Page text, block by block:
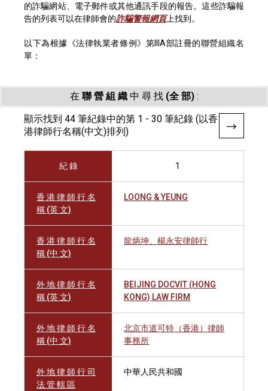
的詐騙網站、電子郵件或其他通訊手段的報告。這些詐騙報
告的列表可以在律師會的詐騙警報網頁上找到。
以下為根據《法律執業者條例》第IIIA部註冊的聯營組織名
單：
在 聯 營 組 織中 尋 找 (全 部):
顯示找到 44 筆紀錄中的第 1 - 30 筆紀錄 (以香
港律師行名稱(中文)排列)
紀 錄 1
香 港 律 師 行 名
稱 (英 文)
LOONG & YEUNG
香 港 律 師 行 名
稱 (中 文)
龍炳坤、楊永安律師行
外 地 律 師 行 名
稱 (英 文)
BEIJING DOCVIT (HONG
KONG) LAW FIRM
外 地 律 師 行 名
稱 (中 文)
北京市道可特（香港）律師
事務所
外 地 律 師 行 司
法 管 轄 區
中華人民共和國